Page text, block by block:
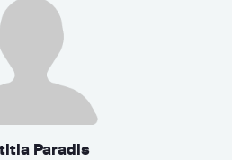
Paradis